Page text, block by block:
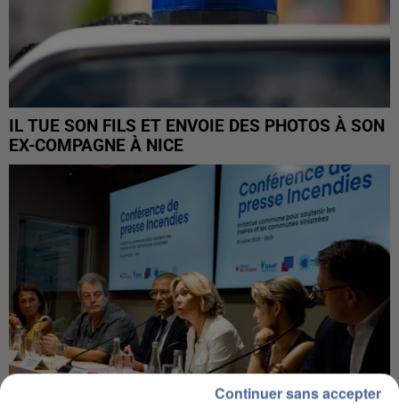
IL TUE SON FILS ET ENVOIE DES PHOTOS À SON
EX-COMPAGNE À NICE
Continuer sans accepter